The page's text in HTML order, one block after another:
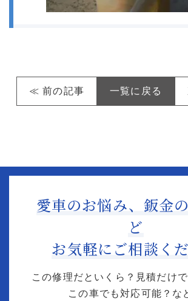
≪ 前の記事 一覧に戻る
愛車のお悩み、鈑金
ど
お気軽にご相談く
この修理だといくら？見積だけ
この車でも対応可能？な